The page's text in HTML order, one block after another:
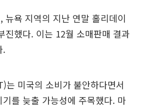
뉴욕 지역의 지난 연말 홀리데이
진했다. 이는 12월 소매판매 결과
.
는 미국의 소비가 불안하다면서
를 늦출 가능성에 주목했다. 마